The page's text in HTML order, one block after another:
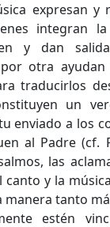
expresan y
integran
y dan
otra
traducirlos
un
enviado a los
al Padre (cf.
las
canto y la
manera tanto
estén